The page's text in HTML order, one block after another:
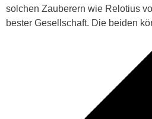
solchen Zauberern wie Relotius
bester Gesellschaft. Die beiden